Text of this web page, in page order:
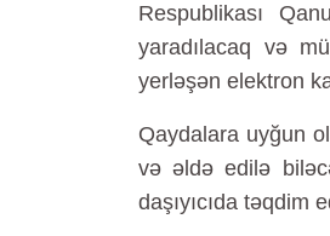
Respublikası
yaradılacaq və
yerləşən elektron
Qaydalara uyğun
və əldə edilə
daşıyıcıda